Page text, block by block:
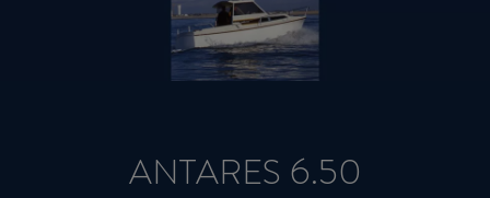
ANTARES 6.50